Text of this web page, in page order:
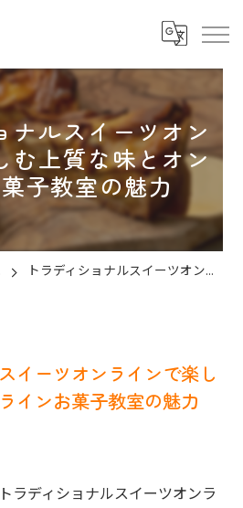
ナルスイーツオン
む上質な味とオン
子教室の魅力
トラディショナルスイーツオンラインで楽しむ上質な味とオンラインお菓子教室の魅力
イーツオンラインで楽し
インお菓子教室の魅力
ラディショナルスイーツオンラ